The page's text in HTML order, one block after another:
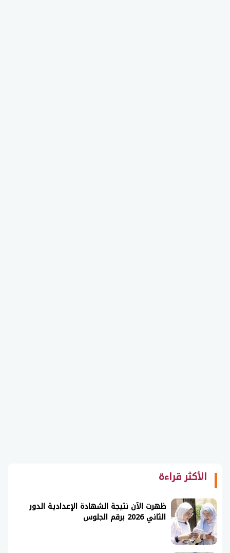
الأكثر قراءة
ظهرت الآن نتيجة الشهادة الإعدادية الدور
الثاني 2026 برقم الجلوس